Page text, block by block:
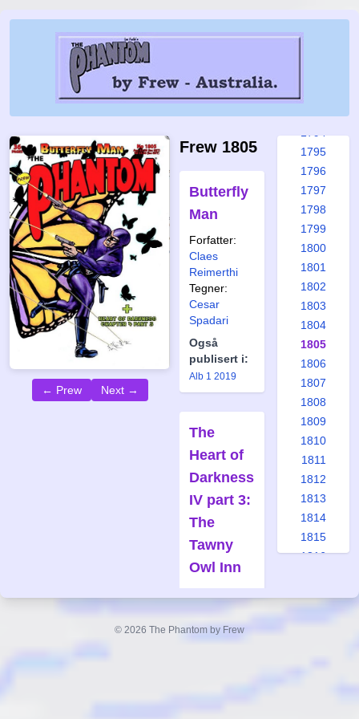
← Prew Next →
Frew 1805
Butterfly
Man
Forfatter:
Claes
Reimerthi
Tegner:
Cesar
Spadari
Også
publisert i:
Alb 1 2019
The
Heart of
Darkness
IV part 3:
The
Tawny
Owl Inn
Reimerthi
Tegner:
1788
1789
1795
1796
1797
1798
1799
1800
1801
1802
1803
1804
1805
1806
1807
1808
1809
1810
1811
1812
1813
1814
1815
1816
© 2026 The Phantom by Frew